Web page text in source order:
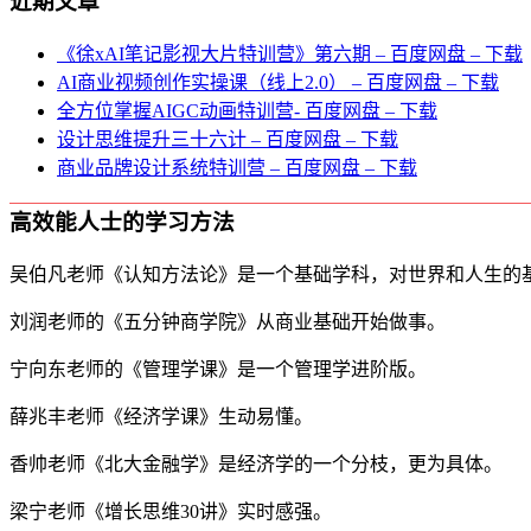
《徐xAI笔记影视大片特训营》第六期 – 百度网盘 – 下载
AI商业视频创作实操课（线上2.0） – 百度网盘 – 下载
全方位掌握AIGC动画特训营- 百度网盘 – 下载
设计思维提升三十六计 – 百度网盘 – 下载
商业品牌设计系统特训营 – 百度网盘 – 下载
高效能人士的学习方法
吴伯凡老师《认知方法论》是一个基础学科，对世界和人生的
刘润老师的《五分钟商学院》从商业基础开始做事。
宁向东老师的《管理学课》是一个管理学进阶版。
薛兆丰老师《经济学课》生动易懂。
香帅老师《北大金融学》是经济学的一个分枝，更为具体。
梁宁老师《增长思维30讲》实时感强。